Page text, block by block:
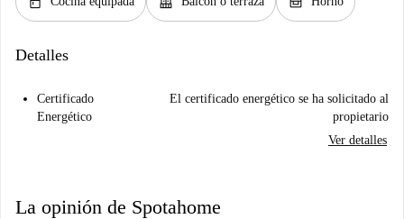
Detalles
Certificado
Energético
El certificado energético se ha solicitado al
propietario
Ver detalles
La opinión de Spotahome